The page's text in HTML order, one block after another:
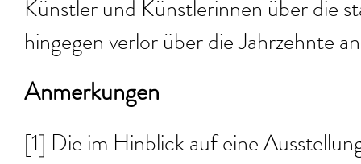
Künstler und Künstlerinnen über die
hingegen verlor über die Jahrzehnte
Anmerkungen
[1] Die im Hinblick auf eine